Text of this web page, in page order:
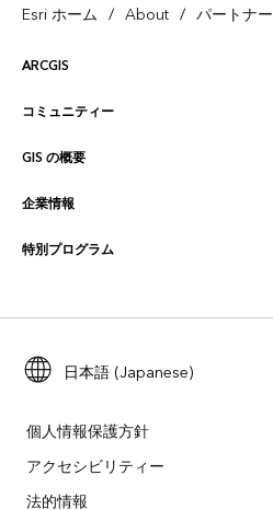
Esri ホーム / About / パートナー
ARCGIS
ArcGIS の概要
マッピング
ArcGIS Online
開発者向けテクノロジー
ArcGIS Location Platform
コミュニティー
Esri Community
ArcGIS ブログ
ユーザー調査およびテスト
Esri Young Professionals Network
イベント
GIS の概要
GIS とは
ロケーション インテリジェンス
トレーニング
ArcUser
ArcNews
ArcWatch
企業情報
Esri について
採用情報
パートナー
特別プログラム
ArcGIS for Student Use
災害対応
日本語 (Japanese)
個人情報保護方針
アクセシビリティー
法的情報